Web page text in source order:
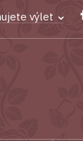
výlet